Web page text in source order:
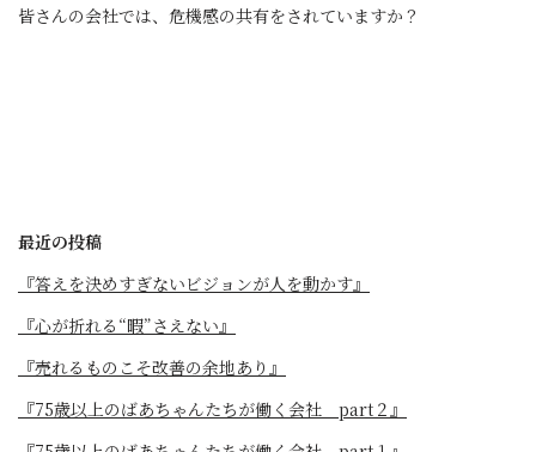
皆さんの会社では、危機感の共有をされていますか？
最近の投稿
『答えを決めすぎないビジョンが人を動かす』
『心が折れる“暇”さえない』
『売れるものこそ改善の余地あり』
『75歳以上のばあちゃんたちが働く会社 part２』